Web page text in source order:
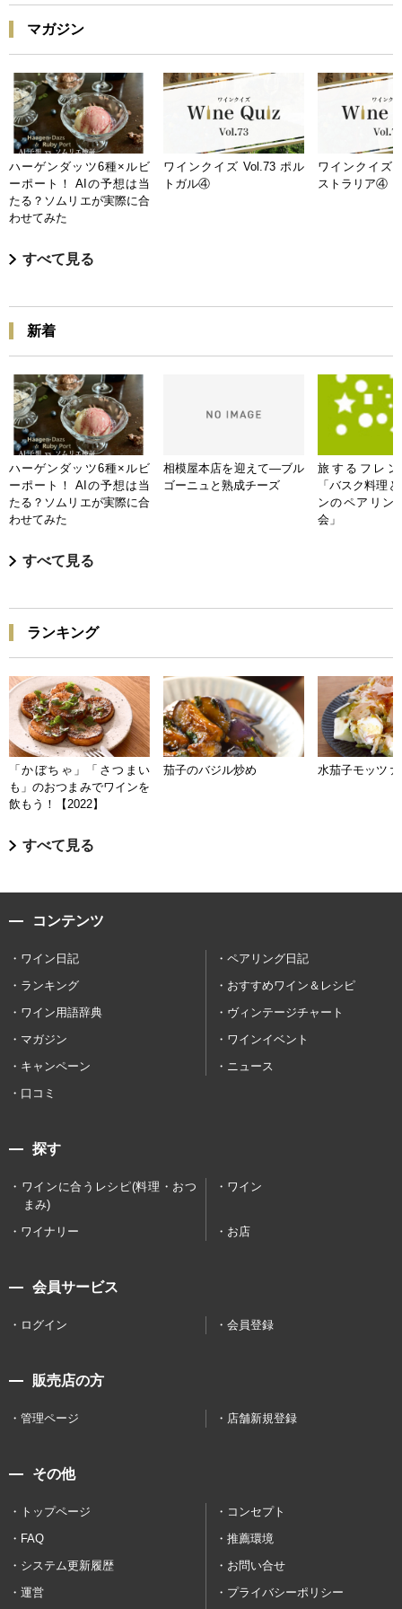
マガジン
ハーゲンダッツ6種×ルビ
ーポート！ AIの予想は当
たる？ソムリエが実際に合
わせてみた
ワインクイズ Vol.73 ポル
トガル④
ワインクイズ
ストラリア④
すべて見る
新着
ハーゲンダッツ6種×ルビ
ーポート！ AIの予想は当
たる？ソムリエが実際に合
わせてみた
相模屋本店を迎えて―ブル
ゴーニュと熟成チーズ
旅するフレン
「バスク料理
ンのペアリン
会」
すべて見る
ランキング
「かぼちゃ」「さつまい
も」のおつまみでワインを
飲もう！【2022】
茄子のバジル炒め 水茄子モッツァ
すべて見る
コンテンツ
ワイン日記
ペアリング日記
ランキング
おすすめワイン＆レシピ
ワイン用語辞典
ヴィンテージチャート
マガジン
ワインイベント
キャンペーン
ニュース
口コミ
探す
ワインに合うレシピ(料理・おつ
まみ)
ワイン
ワイナリー お店
会員サービス
ログイン 会員登録
販売店の方
管理ページ 店舗新規登録
その他
トップページ
コンセプト
FAQ
推薦環境
システム更新履歴
お問い合せ
運営
プライバシーポリシー